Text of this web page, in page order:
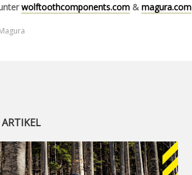
wolftoothcomponents.com & magura.com